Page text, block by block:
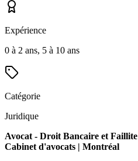
Expérience
0 à 2 ans, 5 à 10 ans
Catégorie
Juridique
Avocat - Droit Bancaire et Faillite
Cabinet d'avocats | Montréal